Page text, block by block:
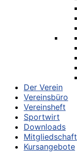
Der Verein
Vereinsbüro
Vereinsheft
Sportwirt
Downloads
Mitgliedschaft
Kursangebote